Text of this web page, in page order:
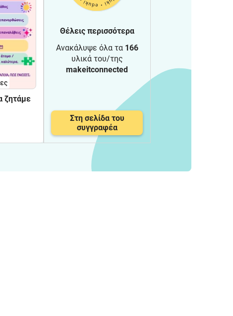
ζητάμε
Θέλεις περισσότερα
Ανακάλυψε όλα τα 166
υλικά του/της
makeitconnected
Στη σελίδα του
συγγραφέα